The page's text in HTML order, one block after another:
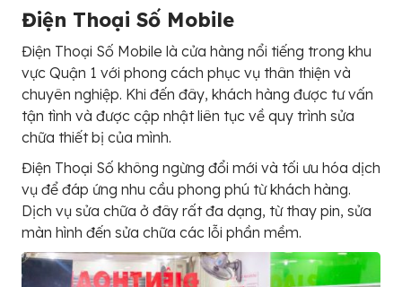
Điện Thoại Số Mobile
Điện Thoại Số Mobile là cửa hàng nổi tiếng trong khu
vực Quận 1 với phong cách phục vụ thân thiện và
chuyên nghiệp. Khi đến đây, khách hàng được tư vấn
tận tình và được cập nhật liên tục về quy trình sửa
chữa thiết bị của mình.
Điện Thoại Số không ngừng đổi mới và tối ưu hóa dịch
vụ để đáp ứng nhu cầu phong phú từ khách hàng.
Dịch vụ sửa chữa ở đây rất đa dạng, từ thay pin, sửa
màn hình đến sửa chữa các lỗi phần mềm.